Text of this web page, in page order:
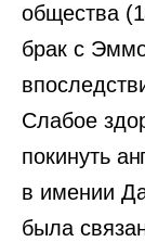
общества
брак с
Слабое
покинуть
в имении
была